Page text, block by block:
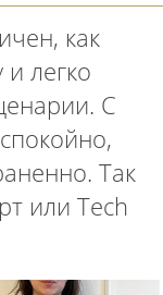
как
легко
С
Так
или Tech